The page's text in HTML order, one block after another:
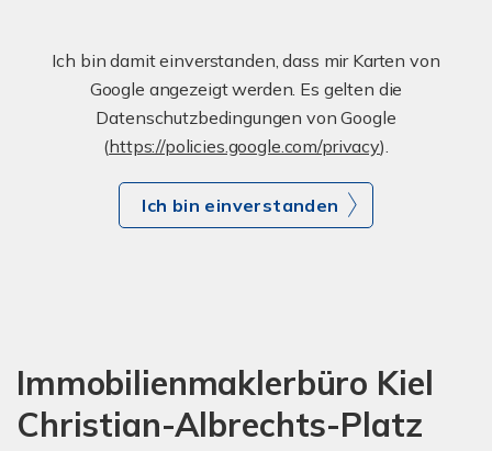
Ich bin damit einverstanden, dass mir Karten von
Google angezeigt werden. Es gelten die
Datenschutzbedingungen von Google
(https://policies.google.com/privacy).
Ich bin einverstanden
Immobilienmaklerbüro Kiel
Christian-Albrechts-Platz